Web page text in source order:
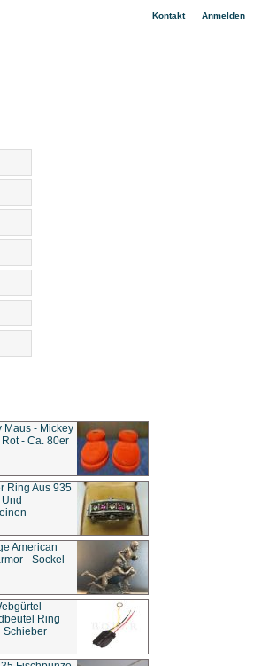
Kontakt| Anmelden
Maus - Mickey
- Ca. 80er
Ring Aus 935
American
- Sockel
Ring
Schieber